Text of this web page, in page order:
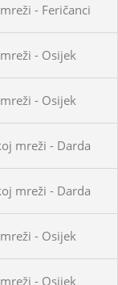
- Feričanci
- Osijek
- Osijek
mreži - Darda
mreži - Darda
- Osijek
- Osijek